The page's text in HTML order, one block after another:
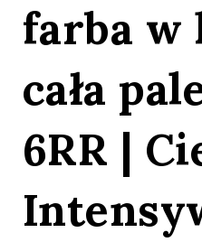
farba w
cała
6RR |